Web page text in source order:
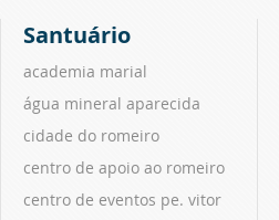
Santuário
academia marial
água mineral aparecida
cidade do romeiro
centro de apoio ao romeiro
centro de eventos pe. vitor